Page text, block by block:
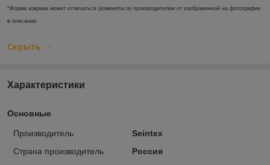
*Форма коврика может отличаться (изменяться) производителем от изображенной на фотографии
в описании.
Скрыть
Характеристики
Основные
Производитель
Seintex
Страна производитель
Россия